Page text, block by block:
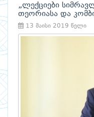
„ლექციები
თეორიასა და
13 მაისი 2019 წელი